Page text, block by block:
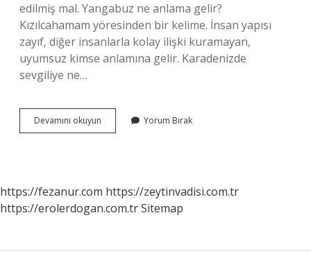
edilmiş mal. Yangabuz ne anlama gelir?
Kızılcahamam yöresinden bir kelime. İnsan yapısı
zayıf, diğer insanlarla kolay ilişki kuramayan,
uyumsuz kimse anlamına gelir. Karadenizde
sevgiliye ne…
Devamını okuyun
Ne
Yorum Bırak
https://fezanur.com https://zeytinvadisi.com.tr
https://erolerdogan.com.trSitemap